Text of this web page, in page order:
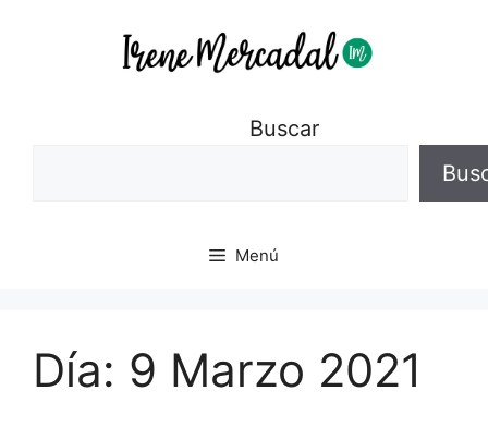
Buscar
Menú
Día: 9 Marzo 2021